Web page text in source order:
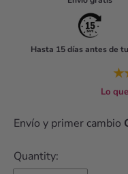
c
e
Hasta 15 días antes de
★
Lo
Envío y primer cambio
Quantity: